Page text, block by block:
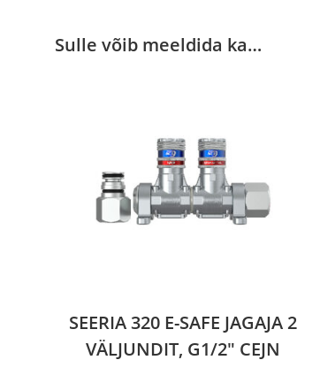
Sulle võib meeldida ka…
SEERIA 320 E-SAFE JAGAJA 2
VÄLJUNDIT, G1/2″ CEJN